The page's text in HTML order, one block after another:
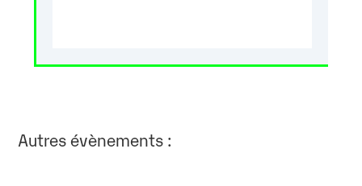
Autres évènements :